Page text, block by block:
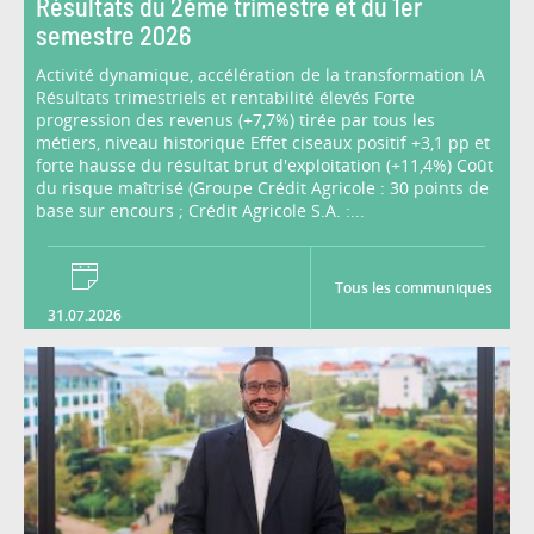
Résultats du 2ème trimestre et du 1er
semestre 2026
Activité dynamique, accélération de la transformation IA
Résultats trimestriels et rentabilité élevés Forte
progression des revenus (+7,7%) tirée par tous les
métiers, niveau historique Effet ciseaux positif +3,1 pp et
forte hausse du résultat brut d'exploitation (+11,4%) Coût
du risque maîtrisé (Groupe Crédit Agricole : 30 points de
base sur encours ; Crédit Agricole S.A. :...
31.07.2026
Tous les communiqués